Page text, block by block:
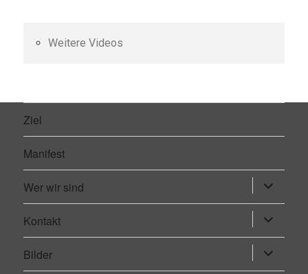
Weitere Videos
Ziel
Manifest
Wer wir sind
öffnen
Kontakt
öffnen
Bilder